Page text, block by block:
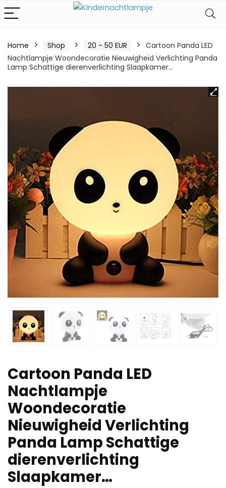
Home Shop 20 - 50 EUR
Cartoon Panda LED
Nachtlampje Woondecoratie Nieuwigheid Verlichting Panda
Lamp Schattige dierenverlichting Slaapkamer…
Cartoon Panda LED
Nachtlampje
Woondecoratie
Nieuwigheid Verlichting
Panda Lamp Schattige
dierenverlichting
Slaapkamer…